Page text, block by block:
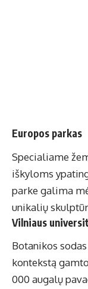
Europos parkas
Specialiame
iškyloms
parke galima
unikalių
Vilniaus
Botanikos
kontekstą
000 augalų